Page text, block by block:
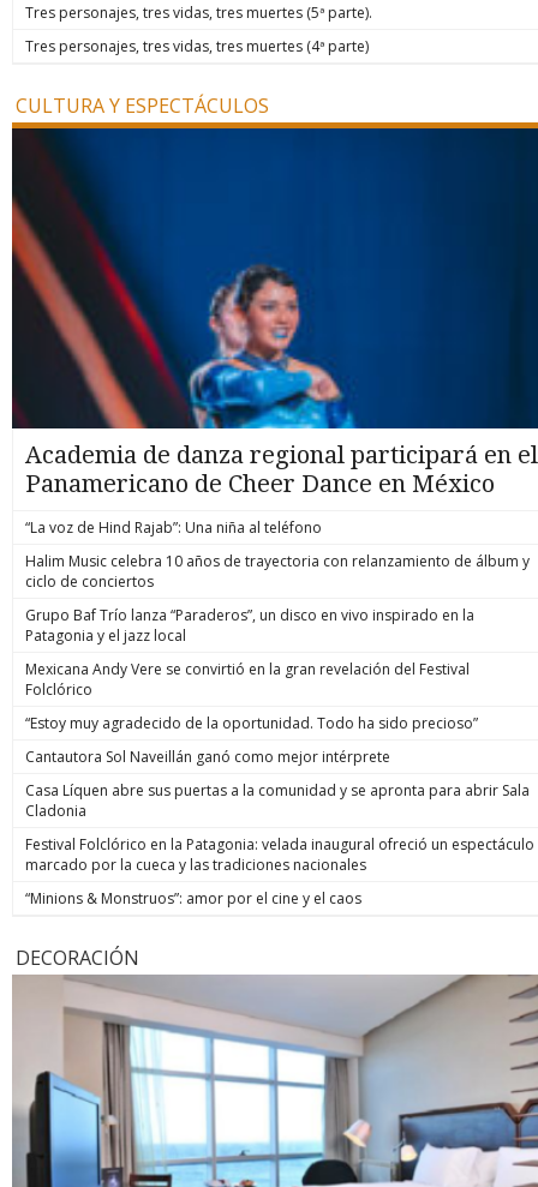
Tres personajes, tres vidas, tres muertes (5ª parte).
Tres personajes, tres vidas, tres muertes (4ª parte)
CULTURA Y ESPECTÁCULOS
Academia de danza regional participará en el
Panamericano de Cheer Dance en México
“La voz de Hind Rajab”: Una niña al teléfono
Halim Music celebra 10 años de trayectoria con relanzamiento de álbum y
ciclo de conciertos
Grupo Baf Trío lanza “Paraderos”, un disco en vivo inspirado en la
Patagonia y el jazz local
Mexicana Andy Vere se convirtió en la gran revelación del Festival
Folclórico
“Estoy muy agradecido de la oportunidad. Todo ha sido precioso”
Cantautora Sol Naveillán ganó como mejor intérprete
Casa Líquen abre sus puertas a la comunidad y se apronta para abrir Sala
Cladonia
Festival Folclórico en la Patagonia: velada inaugural ofreció un espectáculo
marcado por la cueca y las tradiciones nacionales
“Minions & Monstruos”: amor por el cine y el caos
DECORACIÓN